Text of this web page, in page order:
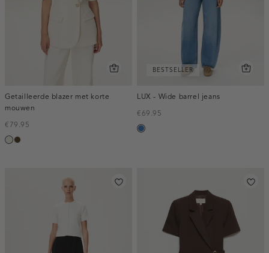
Getailleerde blazer met korte
mouwen
€79.95
ecrutoffee
BESTSELLER
LUX - Wide barrel jeans
€69.95
blauw,